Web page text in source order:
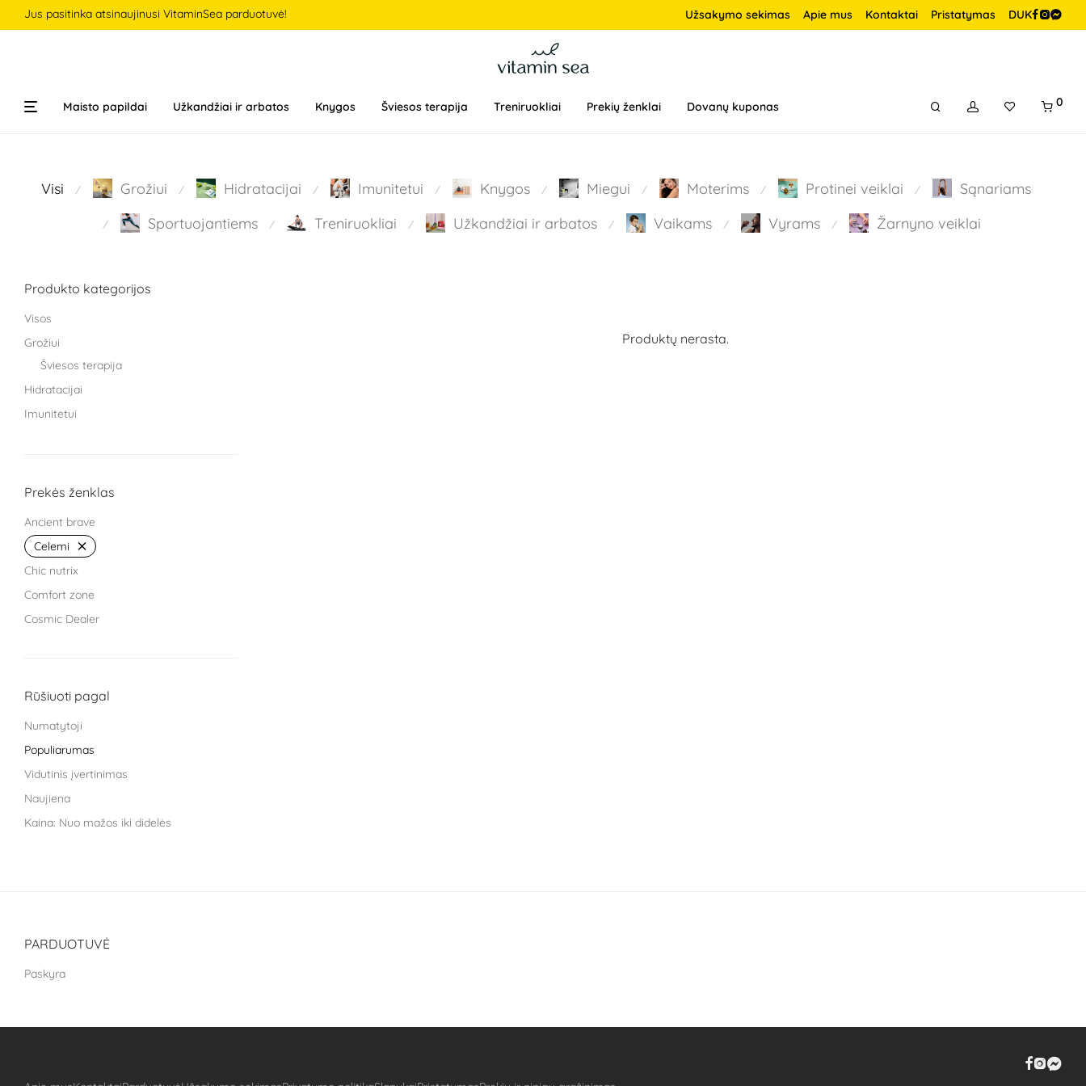
Jus pasitinka atsinaujinusi VitaminSea parduotuvė! Užsakymo sekimas Apie mus Kontaktai Pristatymas DUK
Maisto papildai Užkandžiai ir arbatos Knygos Šviesos terapija Treniruokliai Prekių ženklai Dovanų kuponas 0
Visi ⁄ Grožiui ⁄ Hidratacijai ⁄ Imunitetui ⁄ Knygos ⁄ Miegui ⁄ Moterims ⁄ Protinei veiklai ⁄ Sąnariams
⁄ Sportuojantiems ⁄ Treniruokliai ⁄ Užkandžiai ir arbatos ⁄ Vaikams ⁄ Vyrams ⁄ Žarnyno veiklai
Produkto kategorijos
Visos
Grožiui
Šviesos terapija
Hidratacijai
Imunitetui
Moterims
Sąnariams
Sportuojantiems
Prekės ženklas
Ancient brave
Celemi
Chic nutrix
Comfort zone
Cosmic Dealer
Kingsmith
The School of Life
VitaLibro
Well you
Rūšiuoti pagal
Numatytoji
Populiarumas
Vidutinis įvertinimas
Naujiena
Kaina: Nuo mažos iki didelės
Produktų nerasta.
PARDUOTUVĖ
Paskyra